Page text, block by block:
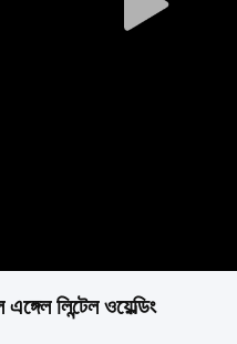
Play
লিন্টেল ওয়েল্ডিং